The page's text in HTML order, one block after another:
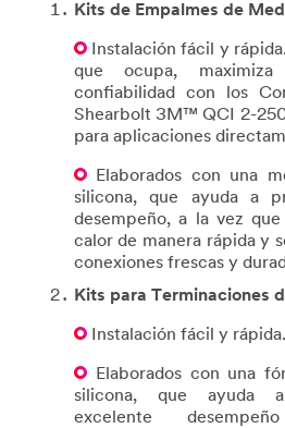
Kits de Empalmes de
Instalación fácil y
que ocupa,
confiabilidad con los
Shearbolt 3M™ QCI 2-
para aplicaciones
Elaborados con una
silicona, que ayuda a
desempeño, a la vez
calor de manera rápida y
conexiones frescas y
Kits para Terminaciones
Instalación fácil y rápida.
Elaborados con una
silicona, que ayuda
excelente